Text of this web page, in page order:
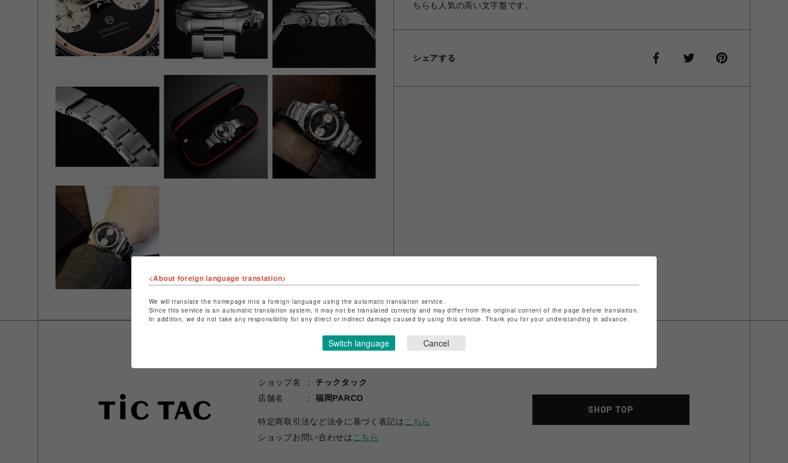
ちらも人気の高い文字盤です。
シェアする
ショップ名
チックタック
店舗名
福岡PARCO
特定商取引法など法令に基づく表記は こちら
ショップお問い合わせは こちら
SHOP TOP
<About foreign language translation>
We will translate the homepage into a foreign language using the automatic translation service.
Since this service is an automatic translation system, it may not be translated correctly and may differ from the original content of the page before translation.
In addition, we do not take any responsibility for any direct or indirect damage caused by using this service. Thank you for your understanding in advance.
Switch language Cancel